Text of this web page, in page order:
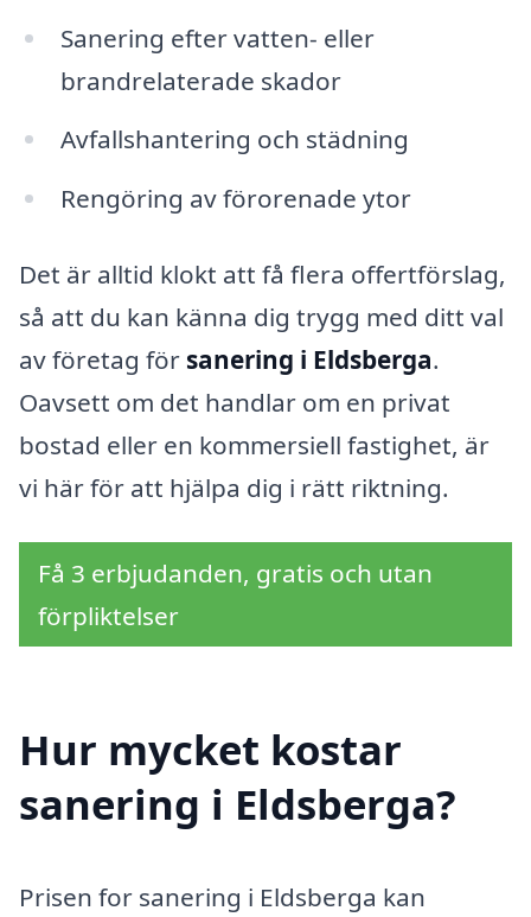
Sanering efter vatten- eller
brandrelaterade skador
Avfallshantering och städning
Rengöring av förorenade ytor
Det är alltid klokt att få flera offertförslag,
så att du kan känna dig trygg med ditt val
av företag för sanering i Eldsberga.
Oavsett om det handlar om en privat
bostad eller en kommersiell fastighet, är
vi här för att hjälpa dig i rätt riktning.
Få 3 erbjudanden, gratis och utan
förpliktelser
Hur mycket kostar
sanering i Eldsberga?
Prisen for sanering i Eldsberga kan